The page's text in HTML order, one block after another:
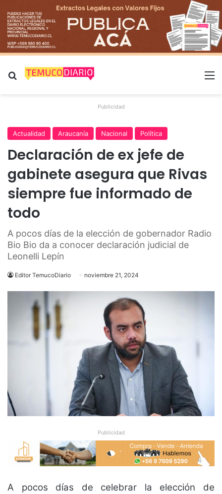
Buscar por
Publicidad
Actualidad Araucanía Nacional Política
Declaración de ex jefe de
gabinete asegura que Rivas
siempre fue informado de
todo
A pocos días de la elección de gobernador Radio
Bio Bio da a conocer declaración judicial de
Leonelli Lepín
Editor TemucoDiario noviembre 21, 2024
Publicidad
A pocos días de celebrar la elección de